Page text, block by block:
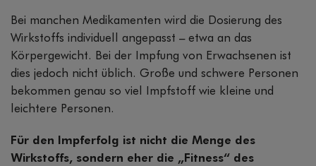
Bei manchen Medikamenten wird die Dosierung des
Wirkstoffs individuell angepasst – etwa an das
Körpergewicht. Bei der Impfung von Erwachsenen ist
dies jedoch nicht üblich. Große und schwere Personen
bekommen genau so viel Impfstoff wie kleine und
leichtere Personen.
Für den Impferfolg ist nicht die Menge des
Wirkstoffs, sondern eher die „Fitness“ des